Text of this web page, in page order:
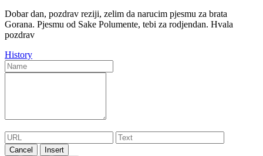
Dobar dan, pozdrav reziji, zelim da narucim pjesmu za brata
Gorana. Pjesmu od Sake Polumente, tebi za rodjendan. Hvala
pozdrav
History
Cancel
Insert